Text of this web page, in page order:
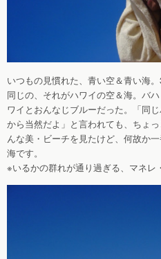
いつもの見慣れた、青い空＆青い海
同じの、それがハワイの空＆海。バ
ワイとおんなじブルーだった。「同
から当然だよ」と言われても、ちょ
んな美・ビーチを見たけど、何故か
海です。
※いるかの群れが通り過ぎる、マネレ